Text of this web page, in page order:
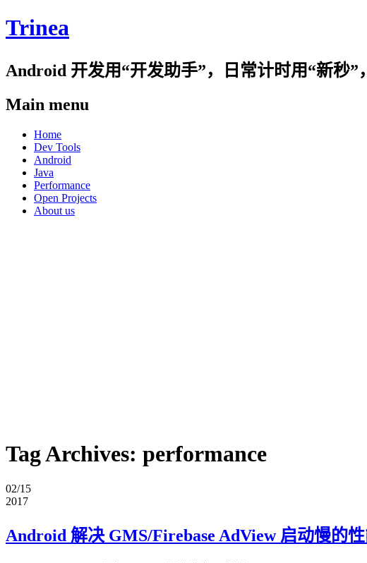
Trinea
Android 开发用“开发助手”，日常计时用“新秒
Main menu
Skip
content
Home
Dev Tools
Android
Java
Performance
Open Projects
About us
Tag Archives: performance
02/15
2017
Android 解决 GMS/Firebase AdView 启动慢的